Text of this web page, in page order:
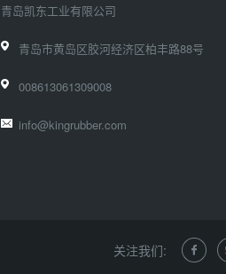
青岛凯东工业有限公司
青岛市黄岛区胶河经济区柏丰路88号
008613061309008
info@kingrubber.com
关注我们: